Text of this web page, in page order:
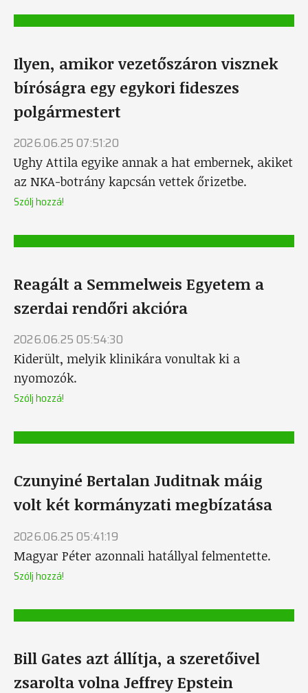
Ilyen, amikor vezetőszáron visznek
bíróságra egy egykori fideszes
polgármestert
2026.06.25 07:51:20
Ughy Attila egyike annak a hat embernek, akiket
az NKA-botrány kapcsán vettek őrizetbe.
Szólj hozzá!
Reagált a Semmelweis Egyetem a
szerdai rendőri akcióra
2026.06.25 05:54:30
Kiderült, melyik klinikára vonultak ki a
nyomozók.
Szólj hozzá!
Czunyiné Bertalan Juditnak máig
volt két kormányzati megbízatása
2026.06.25 05:41:19
Magyar Péter azonnali hatállyal felmentette.
Szólj hozzá!
Bill Gates azt állítja, a szeretőivel
zsarolta volna Jeffrey Epstein